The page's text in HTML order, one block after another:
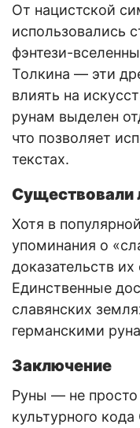
От нацистской
использовались
фэнтези-
Толкина — эти
влиять на
рунам выделен
что позволяет
текстах.
Существовали
Хотя в
упоминания о
доказательств
Единственные
славянских
германскими
Заключение
Руны — не просто
культурного